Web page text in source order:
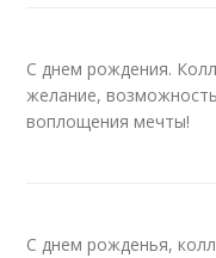
С днем рождения.
желание,
воплощения мечты!
С днем рожденья,